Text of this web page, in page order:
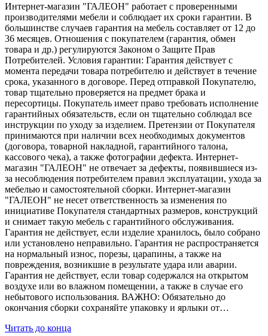
Интернет-магазин "ГАЛЕОН" работает с проверенными
производителями мебели и соблюдает их сроки гарантии. В
большинстве случаев гарантия на мебель составляет от 12 до
36 месяцев. Отношения с покупателем (гарантия, обмен
товара и др.) регулируются Законом о Защите Прав
Потребителей. Условия гарантии: Гарантия действует с
момента передачи товара потребителю и действует в течение
срока, указанного в договоре. Перед отправкой Покупателю,
товар тщательно проверяется на предмет брака и
пересортицы. Покупатель имеет право требовать исполнение
гарантийных обязательств, если он тщательно соблюдал все
инструкции по уходу за изделием. Претензии от Покупателя
принимаются при наличии всех необходимых документов
(договора, товарной накладной, гарантийного талона,
кассового чека), а также фотографии дефекта. Интернет-
магазин "ГАЛЕОН" не отвечает за дефекты, появившиеся из-
за несоблюдения потребителем правил эксплуатации, ухода за
мебелью и самостоятельной сборки. Интернет-магазин
"ГАЛЕОН" не несет ответственность за изменения по
инициативе Покупателя стандартных размеров, конструкций
и снимает такую мебель с гарантийного обслуживания.
Гарантия не действует, если изделие хранилось, было собрано
или установлено неправильно. Гарантия не распространяется
на нормальный износ, порезы, царапины, а также на
повреждения, возникшие в результате удара или аварии.
Гарантия не действует, если товар содержался на открытом
воздухе или во влажном помещении, а также в случае его
небытового использования. ВАЖНО: Обязательно до
окончания сборки сохраняйте упаковку и ярлыки от…
Читать до конца